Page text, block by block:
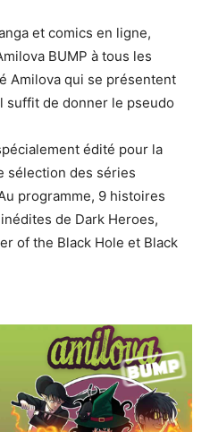
et comics en ligne,
BUMP à tous les
Amilova qui se présentent
suffit de donner le pseudo
édité pour la
sélection des séries
programme, 9 histoires
de Dark Heroes,
of the Black Hole et Black